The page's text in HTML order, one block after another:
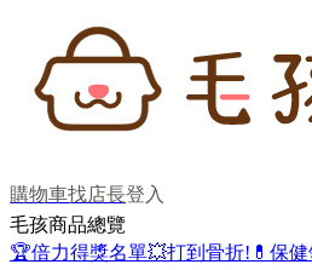
購物車找店長登入
毛孩商品總覽
🏆倍力得獎名單💥打到骨折! 💊保